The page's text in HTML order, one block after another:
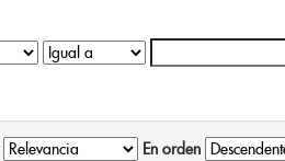
En orden